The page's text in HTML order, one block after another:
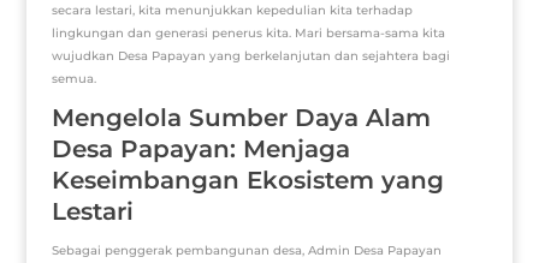
secara lestari, kita menunjukkan kepedulian kita terhadap
lingkungan dan generasi penerus kita. Mari bersama-sama kita
wujudkan Desa Papayan yang berkelanjutan dan sejahtera bagi
semua.
Mengelola Sumber Daya Alam
Desa Papayan: Menjaga
Keseimbangan Ekosistem yang
Lestari
Sebagai penggerak pembangunan desa, Admin Desa Papayan